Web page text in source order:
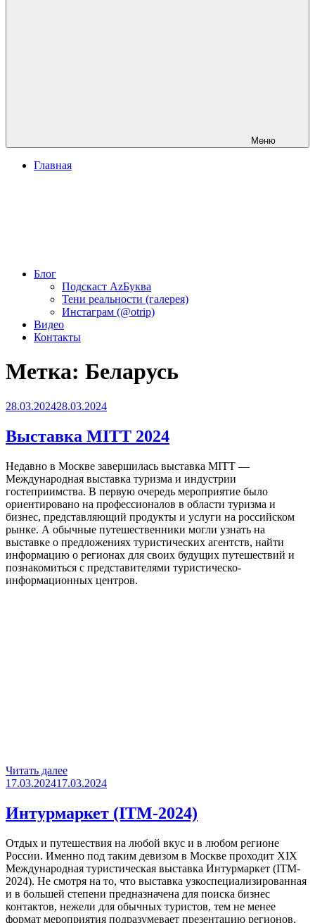
Меню
Главная
Блог
Подскаст АzБуква
Тени реальности (галерея)
Инстаграм (@otrip)
Видео
Контакты
Метка: Беларусь
Опубликовано
28.03.202428.03.2024
Выставка MITT 2024
Недавно в Москве завершилась выставка MITT —
Международная выставка туризма и индустрии
гостеприимства. В первую очередь мероприятие было
ориентировано на профессионалов в области туризма и
бизнес, представляющий продукты и услуги на российском
рынке. А обычные путешественники могли узнать на
выставке о предложениях туристических агентств, найти
информацию о регионах для своих будущих путешествий и
познакомиться с представителями туристическо-
информационных центров.
Читать далее«Выставка
MITT
Опубликовано
17.03.202417.03.2024
Интурмаркет (ITM-2024)
Отдых и путешествия на любой вкус и в любом регионе
России. Именно под таким девизом в Москве проходит XIX
Международная туристическая выставка Интурмаркет (ITM-
2024). Не смотря на то, что выставка узкоспециализированная
и в большей степени предназначена для поиска бизнес
контактов, нежели для обычных туристов, тем не менее
формат мероприятия подразумевает презентацию регионов,